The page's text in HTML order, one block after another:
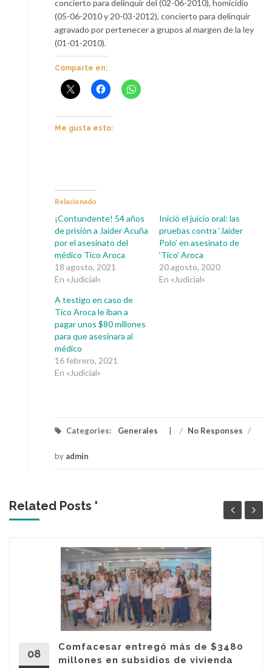
concierto para delinquir del (02-06-2010), homicidio
(05-06-2010 y 20-03-2012), concierto para delinquir
agravado por pertenecer a grupos al margen de la ley
(01-01-2010).
Comparte en:
Me gusta esto:
Relacionado
¡Contundente! 54 años
de prisión a Jaider Acuña
por el asesinato del
médico Tico Aroca
18 agosto, 2021
En «Judicial»
Inició el juicio oral: las
pruebas contra ‘Jaider
Polo’ en asesinato de
‘Tico’ Aroca
20 agosto, 2020
En «Judicial»
A testigo en caso de
Tico Aroca le iban a
pagar unos $80 millones
para que asesinara al
médico
16 febrero, 2021
En «Judicial»
Categories: Generales / No Responses /
by admin
Related Posts '
08
Comfacesar entregó más de $3480
millones en subsidios de vivienda